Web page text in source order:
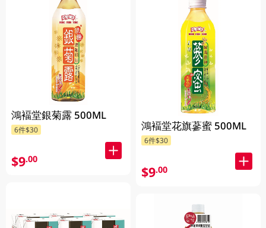
鴻褔堂銀菊露 500ML
6件$30
$9.00
鴻褔堂花旗蔘蜜 500ML
6件$30
$9.00